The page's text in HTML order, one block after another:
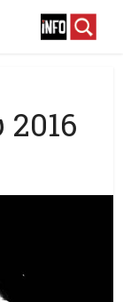
2016